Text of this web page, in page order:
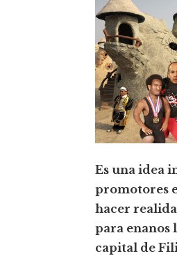
Es una idea
promotores
hacer
para enanos
capital de